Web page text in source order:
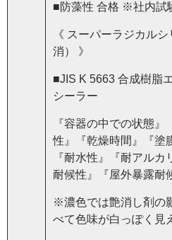
■防藻性 合格 ※社内試
《 スーパーラジカル
消） 》
■JIS K 5663 合成樹脂
シーラー
『容器の中での状態
性』『乾燥時間』『塗
『耐水性』『耐アル
耐候性』『屋外暴露耐
※濃色では艶消し剤の
べて色味が白っぽく見